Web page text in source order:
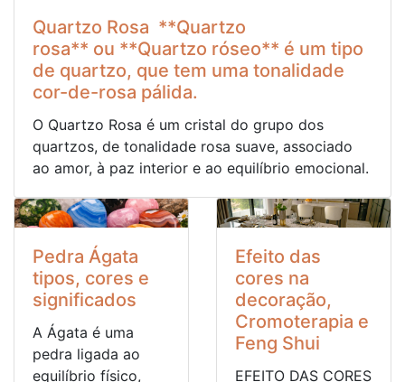
Quartzo Rosa **Quartzo
rosa** ou **Quartzo róseo** é um tipo
de quartzo, que tem uma tonalidade
cor-de-rosa pálida.
O Quartzo Rosa é um cristal do grupo dos
quartzos, de tonalidade rosa suave, associado
ao amor, à paz interior e ao equilíbrio emocional.
Pedra Ágata
tipos, cores e
significados
A Ágata é uma
pedra ligada ao
equilíbrio físico,
Efeito das
cores na
decoração,
Cromoterapia e
Feng Shui
EFEITO DAS CORES